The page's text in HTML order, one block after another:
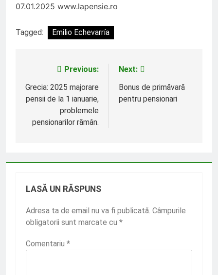
07.01.2025 www.lapensie.ro
Tagged: Emilio Echevarría
Navigare
în
articole
Previous:
Grecia: 2025 majorare
pensii de la 1 ianuarie,
problemele
pensionarilor rămân.
Next:
Bonus de primăvară
pentru pensionari
LASĂ UN RĂSPUNS
Adresa ta de email nu va fi publicată. Câmpurile
obligatorii sunt marcate cu *
Comentariu *